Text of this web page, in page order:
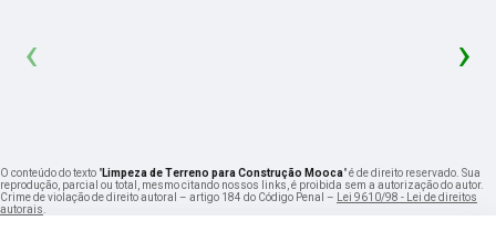
‹ ›
O conteúdo do texto "Limpeza de Terreno para Construção Mooca" é de direito reservado. Sua
reprodução, parcial ou total, mesmo citando nossos links, é proibida sem a autorização do autor.
Crime de violação de direito autoral – artigo 184 do Código Penal – Lei 9610/98 - Lei de direitos
autorais.